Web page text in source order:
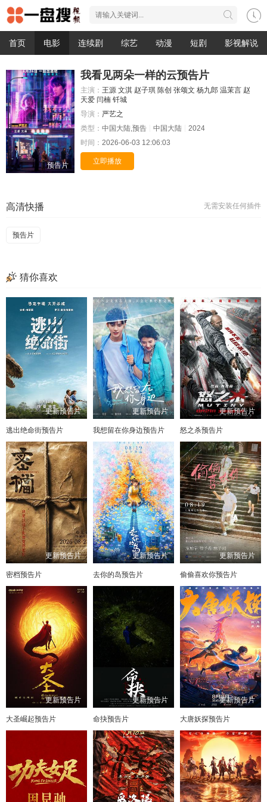
首页 电影 连续剧 综艺 动漫 短剧 影视解说
预告片
我看见两朵一样的云预告片
主演： 王源 文淇 赵子琪 陈创 张颂文 杨九郎 温茉言 赵
天爱 闫楠 钎城
导演： 严艺之
类型： 中国大陆,预告 中国大陆
2024
时间： 2026-06-03 12:06:03
立即播放
无需安装任何插件
高清快播
预告片
猜你喜欢
更新预告片
逃出绝命街预告片
更新预告片
我想留在你身边预告片
更新预告片
怒之杀预告片
更新预告片
密档预告片
更新预告片
去你的岛预告片
更新预告片
偷偷喜欢你预告片
更新预告片
大圣崛起预告片
更新预告片
命抉预告片
更新预告片
大唐妖探预告片